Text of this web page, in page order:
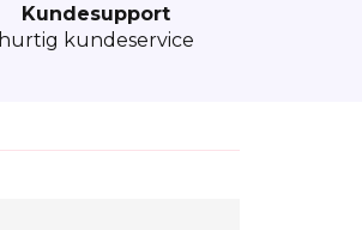
Kundesupport
hurtig kundeservice